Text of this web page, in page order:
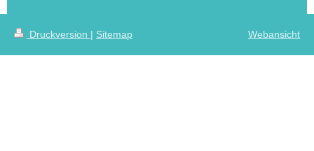
Druckversion | Sitemap Webansicht